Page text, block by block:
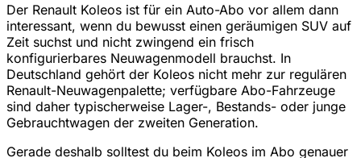
Der Renault Koleos ist für ein Auto-Abo vor allem dann
interessant, wenn du bewusst einen geräumigen SUV auf
Zeit suchst und nicht zwingend ein frisch
konfigurierbares Neuwagenmodell brauchst. In
Deutschland gehört der Koleos nicht mehr zur regulären
Renault-Neuwagenpalette; verfügbare Abo-Fahrzeuge
sind daher typischerweise Lager-, Bestands- oder junge
Gebrauchtwagen der zweiten Generation.
Gerade deshalb solltest du beim Koleos im Abo genauer